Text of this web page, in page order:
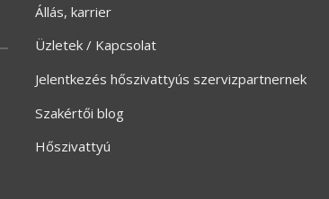
Állás, karrier
Üzletek / Kapcsolat
Jelentkezés hőszivattyús szervizpartnernek
Szakértői blog
Hőszivattyú